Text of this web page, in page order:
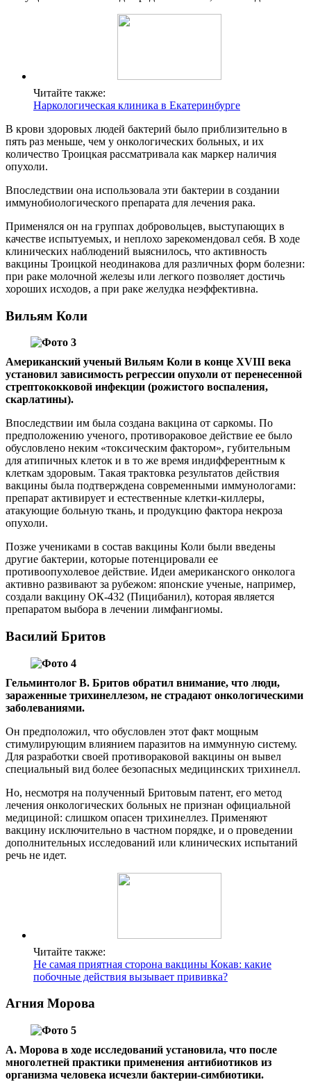
Читайте также:
Наркологическая клиника в Екатеринбурге
В крови здоровых людей бактерий было приблизительно в
пять раз меньше, чем у онкологических больных, и их
количество Троицкая рассматривала как маркер наличия
опухоли.
Впоследствии она использовала эти бактерии в создании
иммунобиологического препарата для лечения рака.
Применялся он на группах добровольцев, выступающих в
качестве испытуемых, и неплохо зарекомендовал себя. В ходе
клинических наблюдений выяснилось, что активность
вакцины Троицкой неодинакова для различных форм болезни:
при раке молочной железы или легкого позволяет достичь
хороших исходов, а при раке желудка неэффективна.
Вильям Коли
Американский ученый Вильям Коли в конце XVIII века
установил зависимость регрессии опухоли от перенесенной
стрептококковой инфекции (рожистого воспаления,
скарлатины).
Впоследствии им была создана вакцина от саркомы. По
предположению ученого, противораковое действие ее было
обусловлено неким «токсическим фактором», губительным
для атипичных клеток и в то же время индифферентным к
клеткам здоровым. Такая трактовка результатов действия
вакцины была подтверждена современными иммунологами:
препарат активирует и естественные клетки-киллеры,
атакующие больную ткань, и продукцию фактора некроза
опухоли.
Позже учениками в состав вакцины Коли были введены
другие бактерии, которые потенцировали ее
противоопухолевое действие. Идеи американского онколога
активно развивают за рубежом: японские ученые, например,
создали вакцину ОК-432 (Пицибанил), которая является
препаратом выбора в лечении лимфангиомы.
Василий Бритов
Гельминтолог В. Бритов обратил внимание, что люди,
зараженные трихинеллезом, не страдают онкологическими
заболеваниями.
Он предположил, что обусловлен этот факт мощным
стимулирующим влиянием паразитов на иммунную систему.
Для разработки своей противораковой вакцины он вывел
специальный вид более безопасных медицинских трихинелл.
Но, несмотря на полученный Бритовым патент, его метод
лечения онкологических больных не признан официальной
медициной: слишком опасен трихинеллез. Применяют
вакцину исключительно в частном порядке, и о проведении
дополнительных исследований или клинических испытаний
речь не идет.
Читайте также:
Не самая приятная сторона вакцины Кокав: какие
побочные действия вызывает прививка?
Агния Морова
А. Морова в ходе исследований установила, что после
многолетней практики применения антибиотиков из
организма человека исчезли бактерии-симбиотики.